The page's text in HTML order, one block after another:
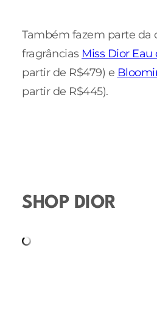
Também fazem parte da
fragrâncias Miss Dior
partir de R$479) e
partir de R$445).
SHOP DIOR